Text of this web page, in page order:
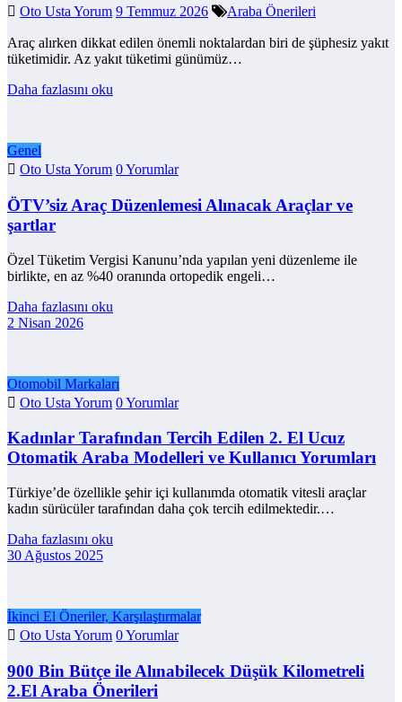
Oto Usta Yorum 9 Temmuz 2026 Araba Önerileri
Araç alırken dikkat edilen önemli noktalardan biri de şüphesiz yakıt
tüketimidir. Az yakıt tüketimi günümüz…
Daha fazlasını oku
Genel
Oto Usta Yorum 0 Yorumlar
ÖTV’siz Araç Düzenlemesi Alınacak Araçlar ve
şartlar
Özel Tüketim Vergisi Kanunu’nda yapılan yeni düzenleme ile
birlikte, en az %40 oranında ortopedik engeli…
Daha fazlasını oku
2 Nisan 2026
Otomobil Markaları
Oto Usta Yorum 0 Yorumlar
Kadınlar Tarafından Tercih Edilen 2. El Ucuz
Otomatik Araba Modelleri ve Kullanıcı Yorumları
Türkiye’de özellikle şehir içi kullanımda otomatik vitesli araçlar
kadın sürücüler tarafından daha çok tercih edilmektedir.…
Daha fazlasını oku
30 Ağustos 2025
İkinci El Öneriler, Karşılaştırmalar
Oto Usta Yorum 0 Yorumlar
900 Bin Bütçe ile Alınabilecek Düşük Kilometreli
2.El Araba Önerileri